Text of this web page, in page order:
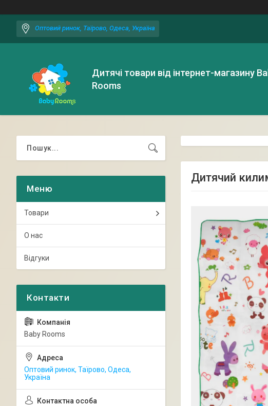
Оптовий ринок, Таїрово, Одеса, Україна
Дитячі товари від інтернет-магазину
Rooms
Дитячий
Товари
О нас
Відгуки
Baby Rooms
Оптовий ринок, Таїрово, Одеса,
Україна